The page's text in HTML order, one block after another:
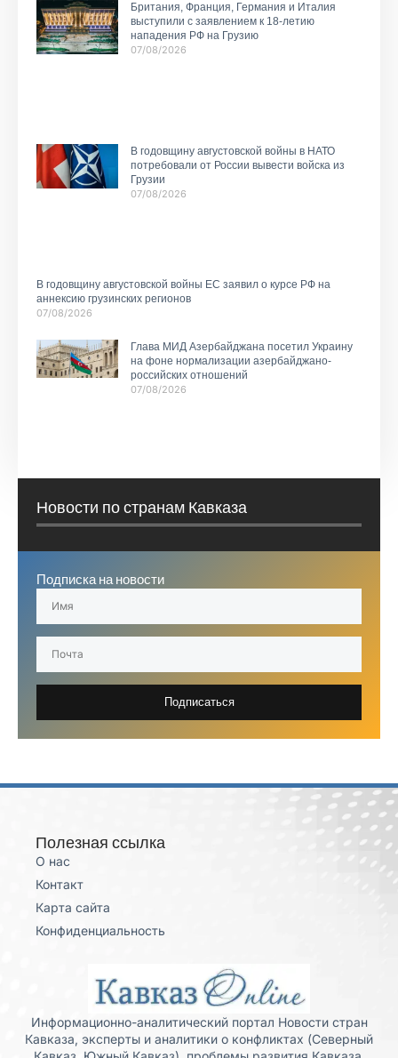
Британия, Франция, Германия и Италия
выступили с заявлением к 18-летию
нападения РФ на Грузию
07/08/2026
В годовщину августовской войны в НАТО
потребовали от России вывести войска из
Грузии
07/08/2026
В годовщину августовской войны ЕС заявил о курсе РФ на
аннексию грузинских регионов
07/08/2026
Глава МИД Азербайджана посетил Украину
на фоне нормализации азербайджано-
российских отношений
07/08/2026
Новости по странам Кавказа
Подписка на новости
Подписаться
Полезная ссылка
О нас
Контакт
Карта сайта
Конфиденциальность
Информационно-аналитический портал Новости стран
Кавказа, эксперты и аналитики о конфликтах (Северный